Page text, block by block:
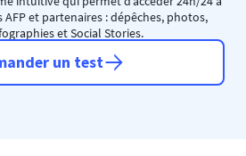
et partenaires : dépêches, photos,
et Social Stories.
un test